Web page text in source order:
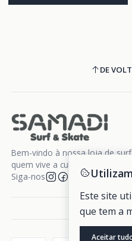
DE
Bem-vindo à nossa loja de
quem vive a cultura da
Siga-nos
Este site
que tem a
Aceitar